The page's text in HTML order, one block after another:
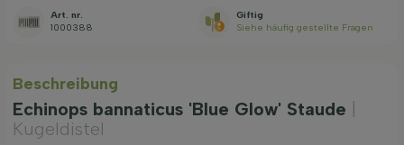
Art. nr.
1000388
Giftig
Siehe häufig gestellte Fragen
Beschreibung
Echinops bannaticus 'Blue Glow' Staude
Kugeldistel